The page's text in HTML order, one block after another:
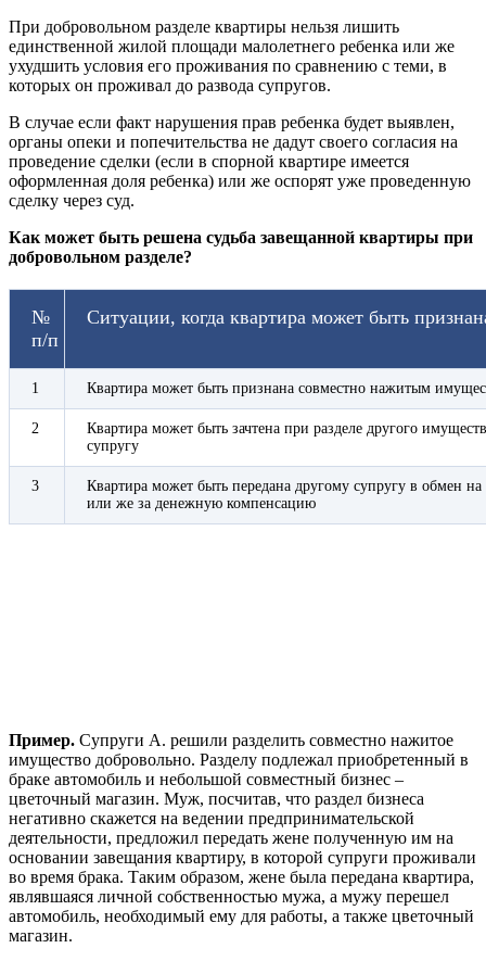
При добровольном разделе квартиры нельзя лишить
единственной жилой площади малолетнего ребенка или же
ухудшить условия его проживания по сравнению с теми, в
которых он проживал до развода супругов.
В случае если факт нарушения прав ребенка будет выявлен,
органы опеки и попечительства не дадут своего согласия на
проведение сделки (если в спорной квартире имеется
оформленная доля ребенка) или же оспорят уже проведенную
сделку через суд.
Как может быть решена судьба завещанной квартиры при
добровольном разделе?
№
п/п
Ситуации, когда квартира может быть
1 Квартира может быть признана совместно нажитым
2
Квартира может быть зачтена при разделе другого
супругу
3
Квартира может быть передана другому супругу в обмен
или же за денежную компенсацию
Пример. Супруги А. решили разделить совместно нажитое
имущество добровольно. Разделу подлежал приобретенный в
браке автомобиль и небольшой совместный бизнес –
цветочный магазин. Муж, посчитав, что раздел бизнеса
негативно скажется на ведении предпринимательской
деятельности, предложил передать жене полученную им на
основании завещания квартиру, в которой супруги проживали
во время брака. Таким образом, жене была передана квартира,
являвшаяся личной собственностью мужа, а мужу перешел
автомобиль, необходимый ему для работы, а также цветочный
магазин.